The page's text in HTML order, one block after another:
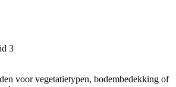
3
voor vegetatietypen, bodembedekking of